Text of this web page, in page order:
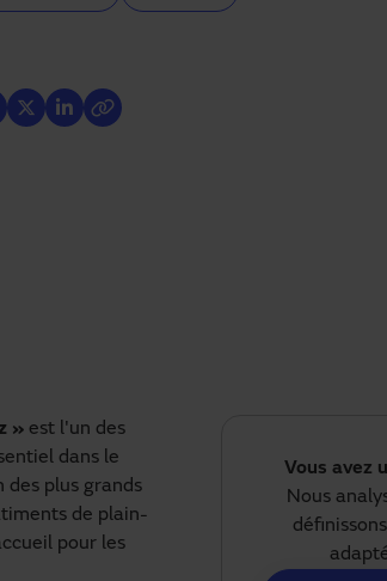
» est l'un des
dans le
des plus grands
de plain-
pour les
Vous avez
Nous